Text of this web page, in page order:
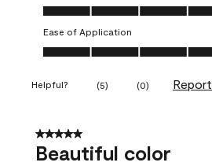
Value of Product, 5.0 out of 5
Ease of Application
Ease of Application, 5.0 out of 5
Helpful? (5) (0) Report
5 out of 5 stars.
Beautiful color